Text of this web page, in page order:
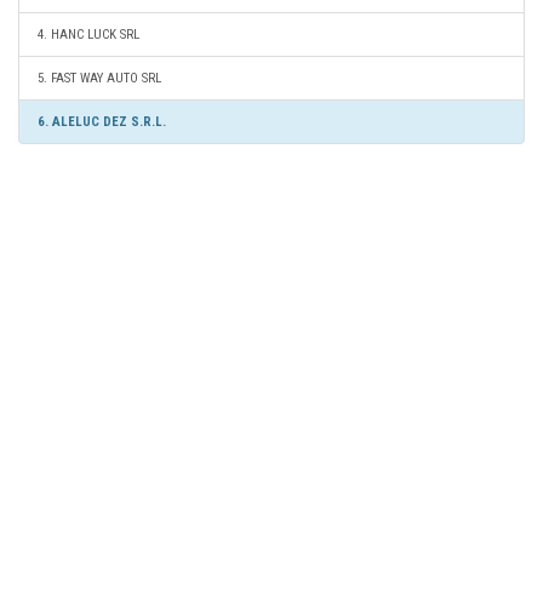
4. HANC LUCK SRL
5. FAST WAY AUTO SRL
6. ALELUC DEZ S.R.L.